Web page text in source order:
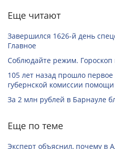
Еще читают
Завершился 1626-й день
Главное
Соблюдайте режим. Гороскоп
105 лет назад прошло первое
губернской комиссии
За 2 млн рублей в Барнауле
Еще по теме
Эксперт объяснил, почему в